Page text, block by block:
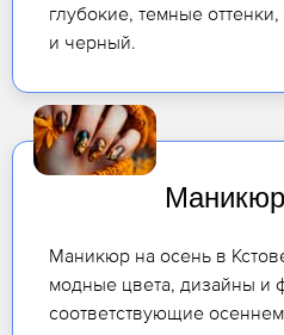
глубокие, темные
и черный.
Маникюр на осень в
модные цвета, дизайны и
соответствующие